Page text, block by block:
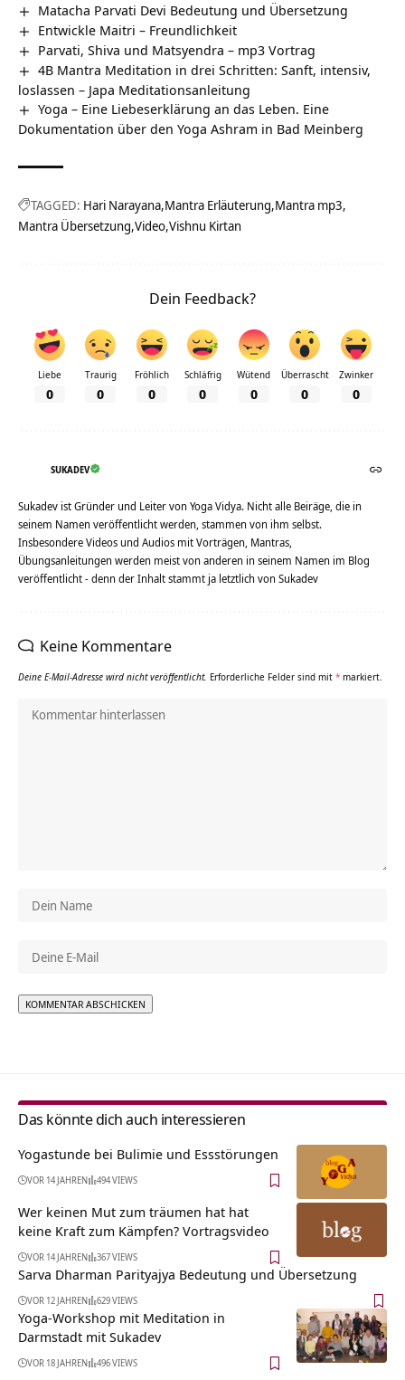
Matacha Parvati Devi Bedeutung und Übersetzung
Entwickle Maitri – Freundlichkeit
Parvati, Shiva und Matsyendra – mp3 Vortrag
4B Mantra Meditation in drei Schritten: Sanft, intensiv,
loslassen – Japa Meditationsanleitung
Yoga – Eine Liebeserklärung an das Leben. Eine
Dokumentation über den Yoga Ashram in Bad Meinberg
TAGGED: Hari Narayana Mantra Erläuterung Mantra mp3
Mantra Übersetzung Video Vishnu Kirtan
Dein Feedback?
Liebe
0
Traurig
0
Fröhlich
0
Schläfrig
0
Wütend
0
Überrascht
0
Zwinker
0
SUKADEV
Sukadev ist Gründer und Leiter von Yoga Vidya. Nicht alle Beiräge, die in
seinem Namen veröffentlicht werden, stammen von ihm selbst.
Insbesondere Videos und Audios mit Vorträgen, Mantras,
Übungsanleitungen werden meist von anderen in seinem Namen im Blog
veröffentlicht - denn der Inhalt stammt ja letztlich von Sukadev
Keine Kommentare
Deine E-Mail-Adresse wird nicht veröffentlicht. Erforderliche Felder sind mit * markiert.
Das könnte dich auch interessieren
Yogastunde bei Bulimie und Essstörungen
VOR 14 JAHREN 494 VIEWS
Wer keinen Mut zum träumen hat hat
keine Kraft zum Kämpfen? Vortragsvideo
VOR 14 JAHREN 367 VIEWS
Sarva Dharman Parityajya Bedeutung und Übersetzung
VOR 12 JAHREN 629 VIEWS
Yoga-Workshop mit Meditation in
Darmstadt mit Sukadev
VOR 18 JAHREN 496 VIEWS